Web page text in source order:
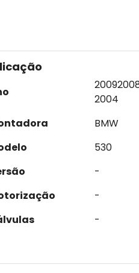
2009
2004
BMW
530
-
-
-